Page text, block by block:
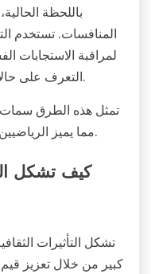
باللحظة
المنافسات. تستخدم
لمراقبة الاستجابات
التعرف على حالاتهم العاطفية وضبطها بشكل فعال.
تمثل هذه الطرق سمات
مما يميز الرياضيين الناجحين في البيئات عالية الضغط.
كيف تشكل
تشكل التأثيرات
كبير من خلال تعزيز